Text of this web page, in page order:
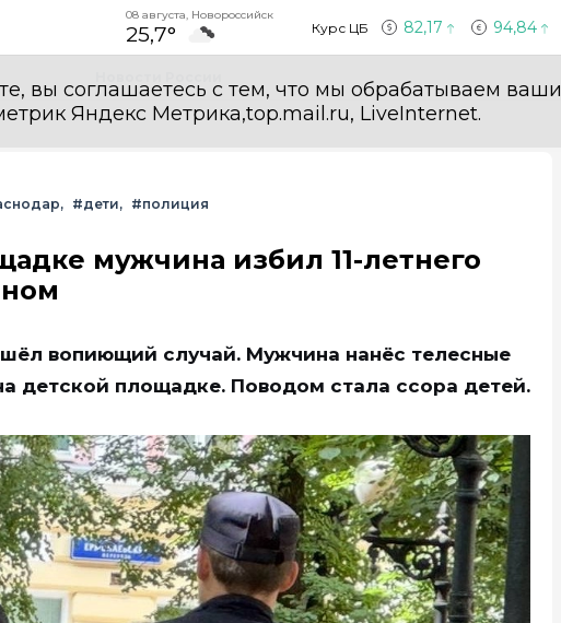
08 августа, Новороссийск
25,7° Курс ЦБ 82,17 94,84
вы соглашаетесь с тем, что мы обрабатываем ваши
Яндекс Метрика,top.mail.ru, LiveInternet.
#дети #полиция
мужчина избил 11-летнего
вопиющий случай. Мужчина нанёс телесные
детской площадке. Поводом стала ссора детей.